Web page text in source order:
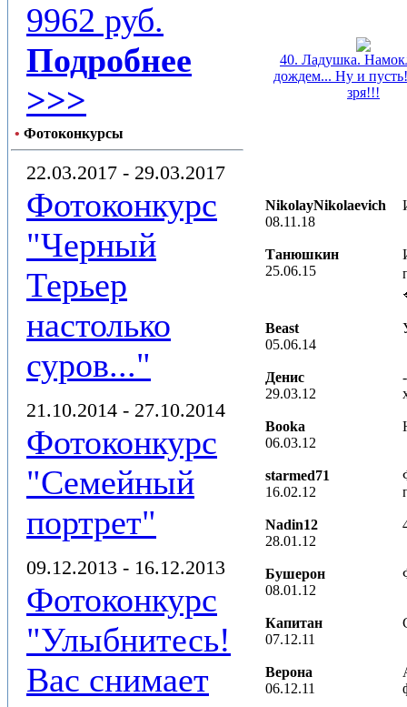
9962 руб.
Подробнее
>>>
• Фотоконкурсы
22.03.2017 - 29.03.2017
Фотоконкурс
"Черный
Терьер
настолько
суров..."
21.10.2014 - 27.10.2014
Фотоконкурс
"Семейный
портрет"
09.12.2013 - 16.12.2013
Фотоконкурс
"Улыбнитесь!
Вас снимает
40. Ладушка.
дождем... Ну и
зря!!!
NikolayNikolaevich
08.11.18
Танюшкин
25.06.15
Beast
05.06.14
Денис
29.03.12
Booka
06.03.12
starmed71
16.02.12
Nadin12
28.01.12
Бушерон
08.01.12
Капитан
07.12.11
Верона
06.12.11